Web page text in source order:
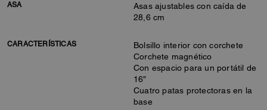
ASA
Asas ajustables con caída de
28,6 cm
CARACTERÍSTICAS
Bolsillo interior con corchete
Corchete magnético
Con espacio para un portátil de
16″
Cuatro patas protectoras en la
base